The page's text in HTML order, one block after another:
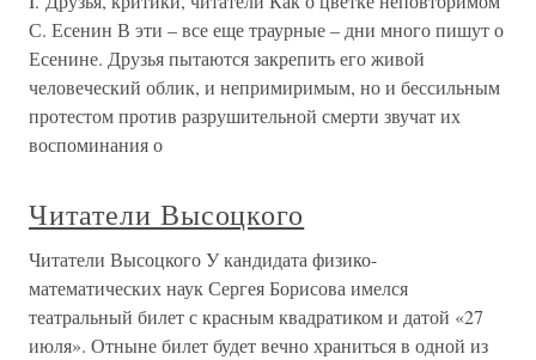
С. Есенин В эти – все еще траурные – дни много пишут о
Есенине. Друзья пытаются закрепить его живой
человеческий облик, и непримиримым, но и бессильным
протестом против разрушительной смерти звучат их
воспоминания о
Читатели Высоцкого
Читатели Высоцкого У кандидата физико-
математических наук Сергея Борисова имелся
театральный билет с красным квадратиком и датой «27
июля». Отныне билет будет вечно храниться в одной из